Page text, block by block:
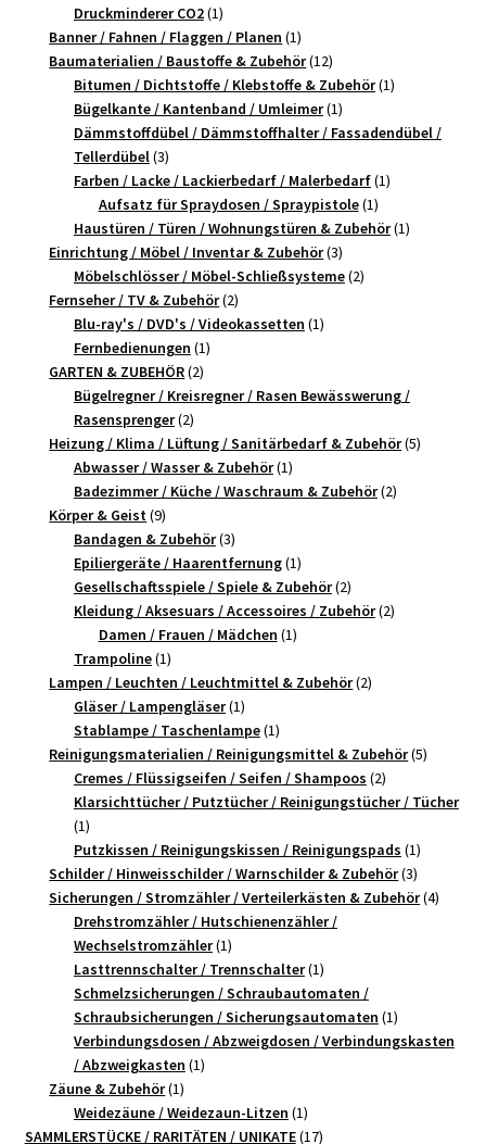
Druckminderer CO2 11
Produkt
Banner / Fahnen / Flaggen / Planen 11
Produkt
Baumaterialien / Baustoffe & Zubehör 1212
Produkte
Bitumen / Dichtstoffe / Klebstoffe & Zubehör 11
Bügelkante / Kantenband / Umleimer 11
Produkt
Dämmstoffdübel / Dämmstoffhalter / Fassadendübel /
Tellerdübel 33
Produkte
Farben / Lacke / Lackierbedarf / Malerbedarf 11
Aufsatz für Spraydosen / Spraypistole 11
Produkt
Haustüren / Türen / Wohnungstüren & Zubehör 11
Einrichtung / Möbel / Inventar & Zubehör 33
Produkte
Möbelschlösser / Möbel-Schließsysteme 22
Fernseher / TV & Zubehör 22
Produkte
Blu-ray's / DVD's / Videokassetten 11
Fernbedienungen 11
GARTEN & ZUBEHÖR 22
Produkte
Bügelregner / Kreisregner / Rasen Bewässwerung /
Rasensprenger 22
Produkte
Heizung / Klima / Lüftung / Sanitärbedarf & Zubehör 55
Abwasser / Wasser & Zubehör 11
Produkt
Badezimmer / Küche / Waschraum & Zubehör 22
Körper & Geist 99
Produkte
Bandagen & Zubehör 33
Produkte
Epiliergeräte / Haarentfernung 11
Produkt
Gesellschaftsspiele / Spiele & Zubehör 22
Produkte
Kleidung / Aksesuars / Accessoires / Zubehör 22
Damen / Frauen / Mädchen 11
Trampoline 11
Produkt
Lampen / Leuchten / Leuchtmittel & Zubehör 22
Gläser / Lampengläser 11
Produkt
Stablampe / Taschenlampe 11
Produkt
Reinigungsmaterialien / Reinigungsmittel & Zubehör 55
Cremes / Flüssigseifen / Seifen / Shampoos 22
Produkte
Klarsichttücher / Putztücher / Reinigungstücher / Tücher
11
Produkt
Putzkissen / Reinigungskissen / Reinigungspads 11
Produkt
Schilder / Hinweisschilder / Warnschilder & Zubehör 33
Produkte
Sicherungen / Stromzähler / Verteilerkästen & Zubehör 44
Drehstromzähler / Hutschienenzähler /
Wechselstromzähler 11
Produkt
Lasttrennschalter / Trennschalter 11
Produkt
Schmelzsicherungen / Schraubautomaten /
Schraubsicherungen / Sicherungsautomaten 11
Produkt
Verbindungsdosen / Abzweigdosen / Verbindungskasten
/ Abzweigkasten 11
Zäune & Zubehör 11
Produkt
Weidezäune / Weidezaun-Litzen 11
Produkt
SAMMLERSTÜCKE / RARITÄTEN / UNIKATE 1717